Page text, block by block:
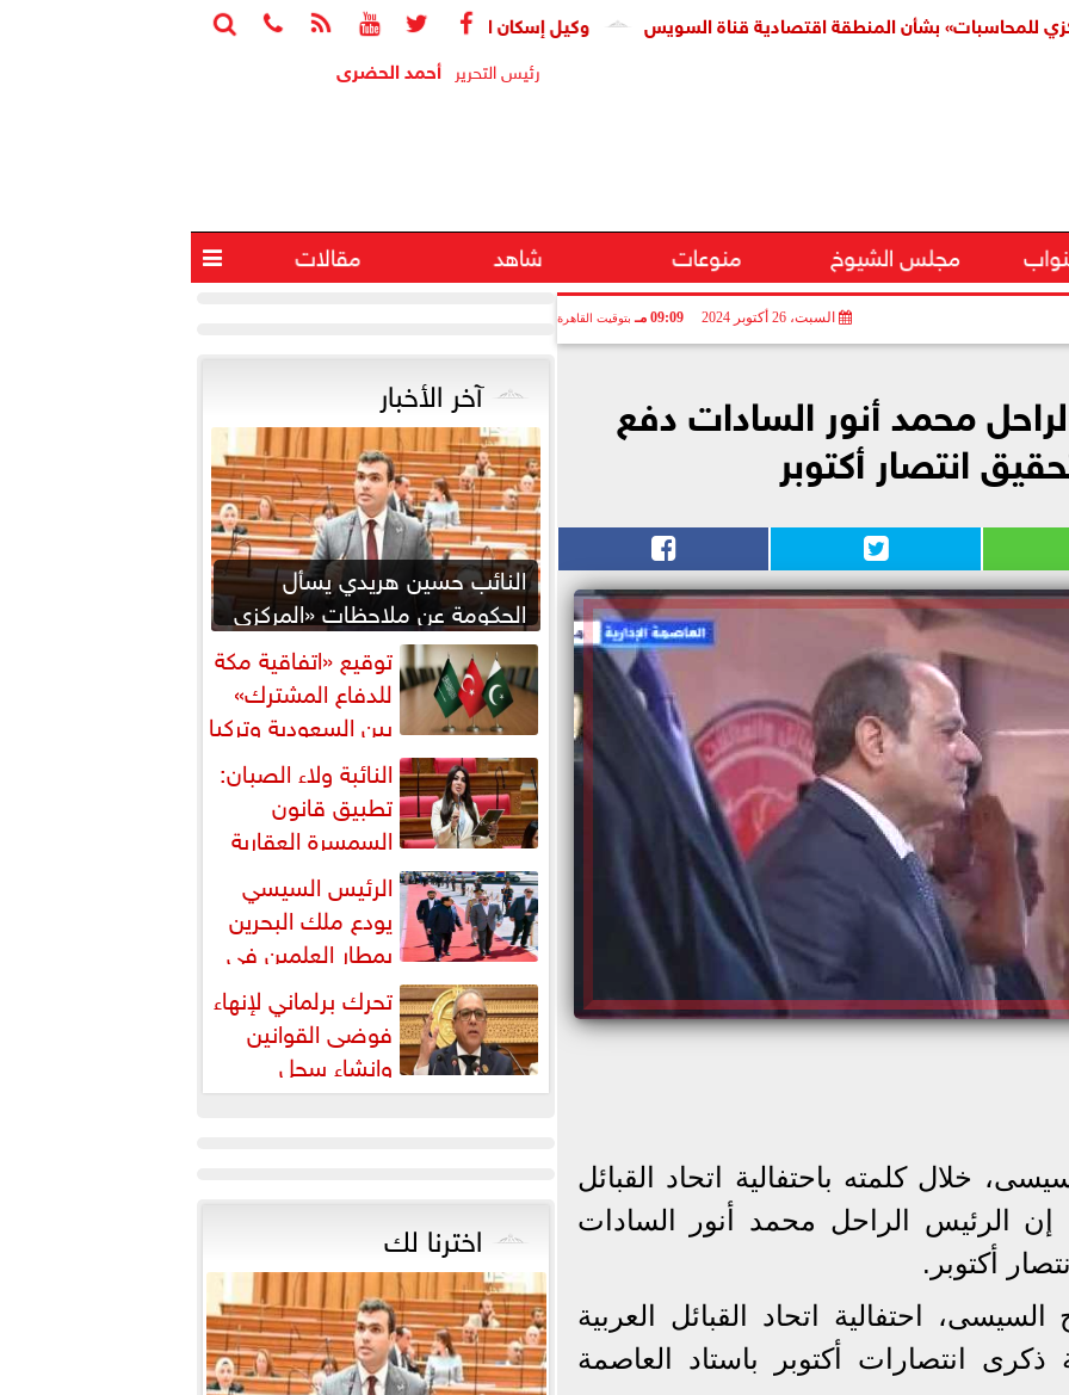






وكيل إسكان النواب: الوحدات المغلقة ثروة قومية معطلة واستغلالها يخفف أزمة بشأن المنطقة اقتصادية قناة السويس
رئيس التحرير أحمد الحضرى
مجلس الشيوخ منوعات شاهد مقالات 
السبت، 26 أكتوبر 2024 09:09 مـ بتوقيت القاهرة
محمد أنور السادات دفع
انتصار أكتوبر
خلال كلمته باحتفالية اتحاد القبائل
إن الرئيس الراحل محمد أنور السادات
أكتوبر.
احتفالية اتحاد القبائل العربية
ذكرى انتصارات أكتوبر باستاد العاصمة
آخر الأخبار
النائب حسين هريدي يسأل
الحكومة عن ملاحظات «المركزي
للمحاسبات» بشأن المنطقة
اقتصادية...
توقيع «اتفاقية مكة
للدفاع المشترك»
بين السعودية وتركيا
وباكستان
النائبة ولاء الصبان:
تطبيق قانون
السمسرة العقارية
ضرورة لضبط السوق وحماية
حقوق...
الرئيس السيسي
يودع ملك البحرين
بمطار العلمين في
ختام زيارته إلى مصرتحرك برلماني لإنهاء
فوضى القوانين
وإنشاء سجل
تشريعي إلكتروني
اخترنا لك